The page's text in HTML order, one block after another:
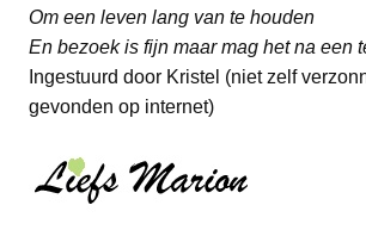
Om een leven lang van te houden
En bezoek is fijn maar mag het na een
Ingestuurd door Kristel (niet zelf
gevonden op internet)